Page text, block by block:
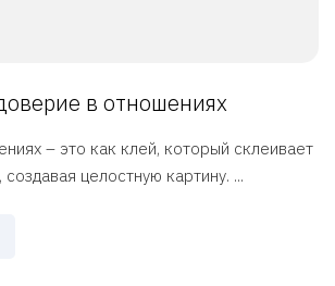
в отношениях
– это как клей, который склеивает
целостную картину. ...